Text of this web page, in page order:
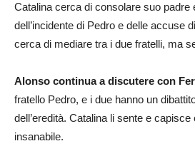
Catalina cerca di consolare suo padre
dell’incidente di Pedro e delle accuse
cerca di mediare tra i due fratelli, ma
Alonso continua a discutere con
fratello Pedro, e i due hanno un
dell’eredità. Catalina li sente e
insanabile.